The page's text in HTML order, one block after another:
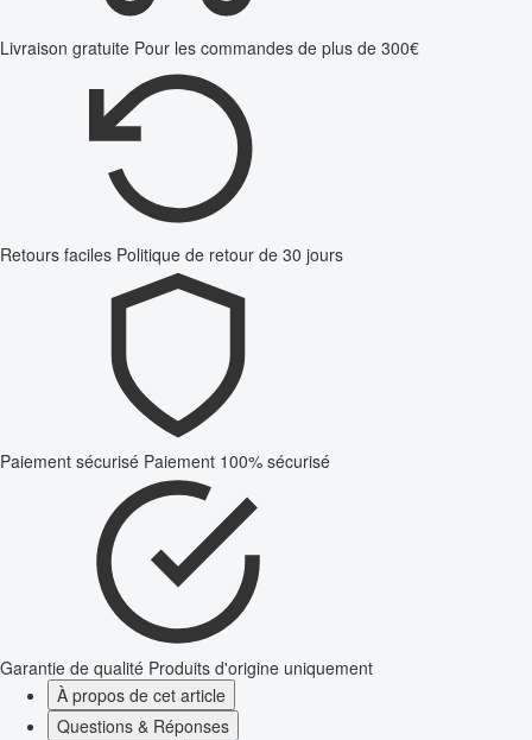
Livraison gratuite Pour les commandes de plus de 300€
Retours faciles Politique de retour de 30 jours
Paiement sécurisé Paiement 100% sécurisé
Garantie de qualité Produits d'origine uniquement
À propos de cet article
Questions & Réponses